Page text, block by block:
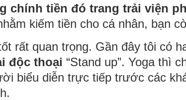
chính tiền đó trang trải viện
kiếm tiền cho cá nhân, bạn
rất quan trọng. Gần đây tôi có
độc thoại “Stand up”. Yoga thì
biểu diễn trực tiếp trước các